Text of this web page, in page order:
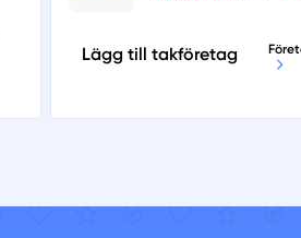
Lägg till takföretag